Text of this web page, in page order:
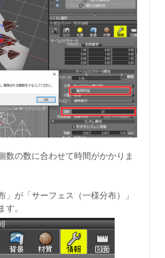
数の数に合わせて時間がかかりま
」が「サーフェス（一様分布）」
す。